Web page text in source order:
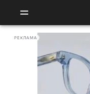
РЕКЛАМА